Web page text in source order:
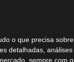
o que precisa
detalhadas,
sempre com